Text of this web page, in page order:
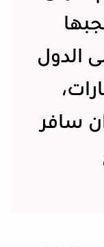
الدول
سافر